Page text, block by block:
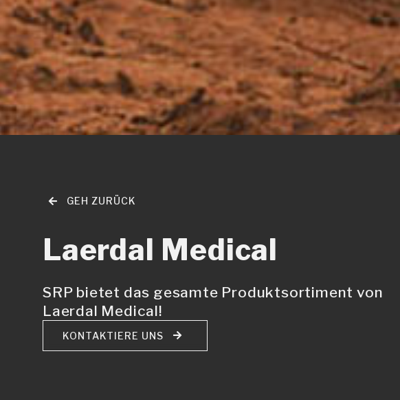
GEH ZURÜCK
Laerdal Medical
SRP bietet das gesamte Produktsortiment von
Laerdal Medical!
KONTAKTIERE UNS